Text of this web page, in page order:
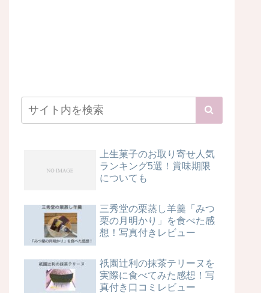
上生菓子のお取り寄せ人気
ランキング5選！賞味期限
についても
三秀堂の栗蒸し羊羹「みつ
栗の月明かり」を食べた感
想！写真付きレビュー
祇園辻利の抹茶テリーヌを
実際に食べてみた感想！写
真付き口コミレビュー